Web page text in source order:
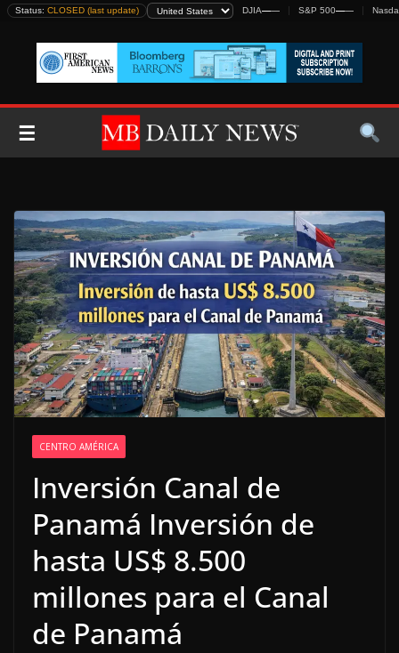
Skip
content
Status: CLOSED (last update) DJIA—— S&P 500——
☰
CENTRO AMÉRICA
Inversión Canal de
Panamá Inversión de
hasta US$ 8.500
millones para el Canal
de Panamá